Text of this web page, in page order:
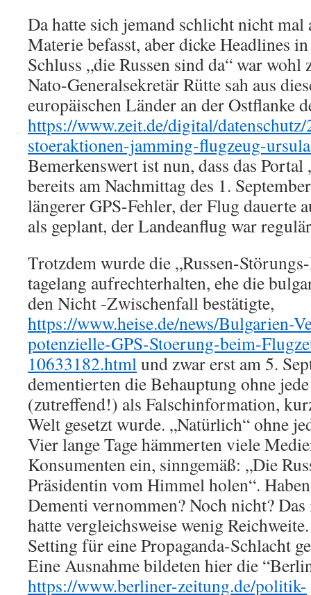
Da hatte sich jemand schlicht nicht mal
Materie befasst, aber dicke Headlines
Schluss „die Russen sind da“ war wohl
Nato-Generalsekretär Rütte sah aus
europäischen Länder an der Ostflanke
https://www.zeit.de/digital/
stoeraktionen-jamming-flugzeug-
Bemerkenswert ist nun, dass das
bereits am Nachmittag des 1.
längerer GPS-Fehler, der Flug dauerte
als geplant, der Landeanflug war
Trotzdem wurde die „Russen-
tagelang aufrechterhalten, ehe die
den Nicht -Zwischenfall bestätigte,
https://www.heise.de/news/Bulgarien-
potenzielle-GPS-Stoerung-beim-
10633182.htmlund zwar erst am 5.
dementierten die Behauptung ohne
(zutreffend!) als Falschinformation,
Welt gesetzt wurde. „Natürlich“ ohne
Vier lange Tage hämmerten viele
Konsumenten ein, sinngemäß: „Die
Präsidentin vom Himmel holen“.
Dementi vernommen? Noch nicht?
hatte vergleichsweise wenig
Setting für eine Propaganda-Schlacht
Eine Ausnahme bildeten hier die
https://www.berliner-zeitung.de/politik-